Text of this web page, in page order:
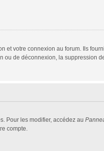
et votre connexion au forum. Ils
ou de déconnexion, la suppression
Pour les modifier, accédez au
compte.